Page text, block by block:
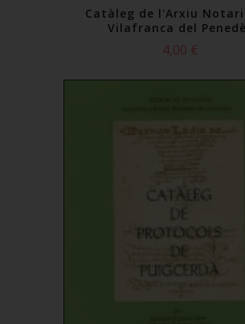
Catàleg de l'Arxiu
Vilafranca del
4,00 €